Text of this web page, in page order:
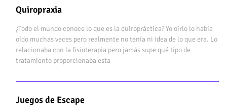
Quiropraxia
¿Todo el mundo conoce lo que es la quiropráctica? Yo oírlo lo había
oído muchas veces pero realmente no tenía ni idea de lo que era. Lo
relacionaba con la fisioterapia pero jamás supe qué tipo de
tratamiento proporcionaba esta
Juegos de Escape